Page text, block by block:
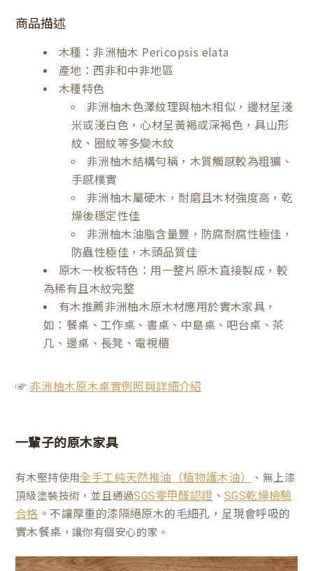
商品描述
木種：非洲柚木 Pericopsis elata
產地：西非和中非地區
木種特色
非洲柚木色澤紋理與柚木相似，邊材呈淺
米或淺白色，心材呈黃褐或深褐色，具山形
紋、圈紋等多變木紋
非洲柚木結構勻稱，木質觸感較為粗獷、
手感樸實
非洲柚木屬硬木，耐磨且木材強度高，乾
燥後穩定性佳
非洲柚木油脂含量豐，防腐耐腐性極佳，
防蟲性極佳，木頭品質佳
原木一枚板特色：用一整片原木直接製成，較
為稀有且木紋完整
有木推薦非洲柚木原木材應用於實木家具，
如：餐桌、工作桌、書桌、中島桌、吧台桌、茶
几、邊桌、長凳、電視櫃
☞ 非洲柚木原木桌實例照與詳細介紹
一輩子的原木家具
有木堅持使用全手工純天然推油（植物護木油）
、無上漆
頂級塗裝技術，並且通過SGS零甲醛認證 、SGS乾燥檢驗
合格 。不讓厚重的漆隔絕原木的毛細孔，呈現會呼吸的
實木餐桌 ，讓你有個安心的家。